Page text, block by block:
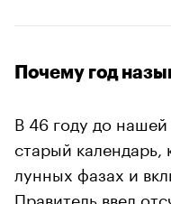
Почему год
В 46 году до
старый
лунных фазах и
Правитель ввел